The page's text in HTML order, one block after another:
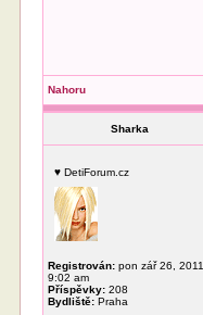
Nahoru
Sharka
♥ DetiForum.cz
Registrován: pon zář 26, 2011
9:02 am
Příspěvky: 208
Bydliště: Praha